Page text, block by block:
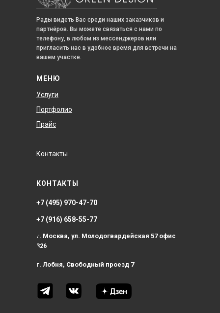
МЕНЮ
КОНТАКТЫ
Рады видеть Вас среди наших заказчиков и
партнёров. Вы можете связаться с нами по
телефону, в любом из мессенджеров или
пригласить нас в удобное время для встречи на
вашем участке.
Услуги
Портфолио
Прайс
Контакты
+7 (495) 970-47-70
+7 (916) 658-55-77
г. Москва, ул. Молодогвардейская 57 офис
326
г. Лобня, Свободный проезд 7